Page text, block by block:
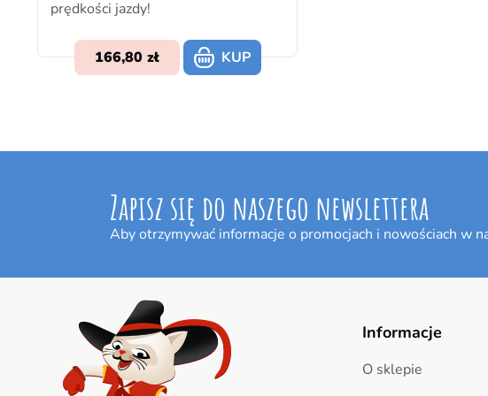
prędkości jazdy!
166,80 KUP
Zapisz się do naszego newslettera
Aby otrzymywać informacje o promocjach i nowościach w
Informacje
O sklepie